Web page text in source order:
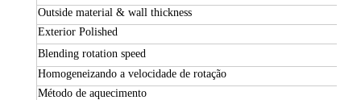
Outside material & wall thickness
Exterior Polished
Blending rotation speed
Homogeneizando a velocidade de rotação
Método de aquecimento